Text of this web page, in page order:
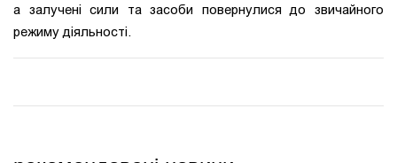
а залучені сили та засоби повернулися до звичайного
режиму діяльності.